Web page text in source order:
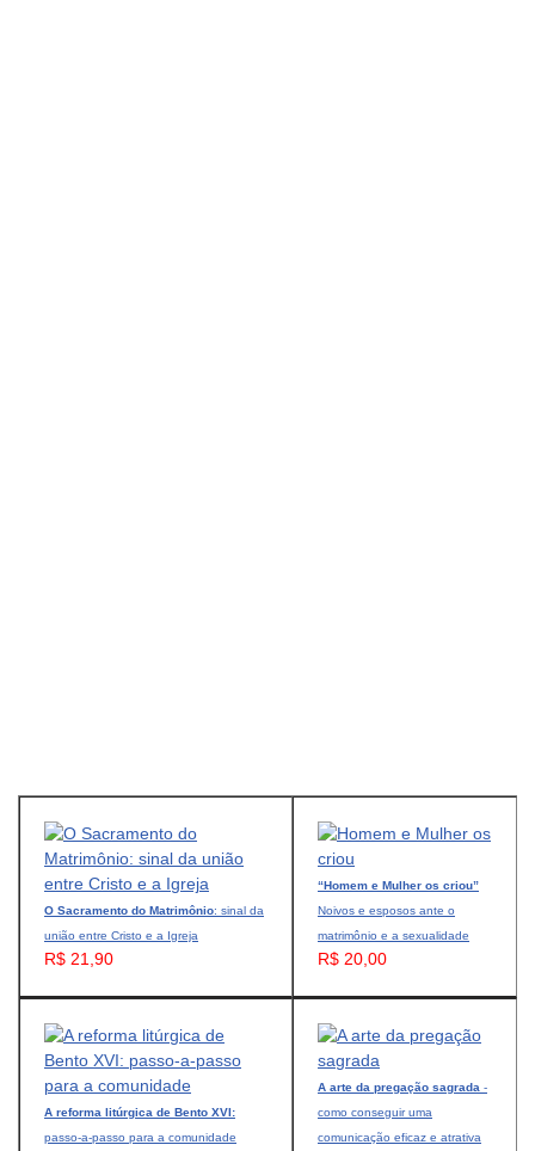
O Sacramento do Matrimônio: sinal da
união entre Cristo e a Igreja
R$ 21,90
“Homem e Mulher os criou”
Noivos e esposos ante o
matrimônio e a sexualidade
R$ 20,00
A reforma litúrgica de Bento XVI:
passo-a-passo para a comunidade
A arte da pregação sagrada -
como conseguir uma
comunicação eficaz e atrativa